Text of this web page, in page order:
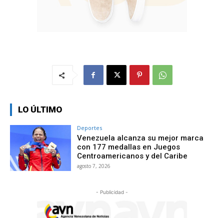
LO ÚLTIMO
Deportes
Venezuela alcanza su mejor marca
con 177 medallas en Juegos
Centroamericanos y del Caribe
agosto 7, 2026
- Publicidad -